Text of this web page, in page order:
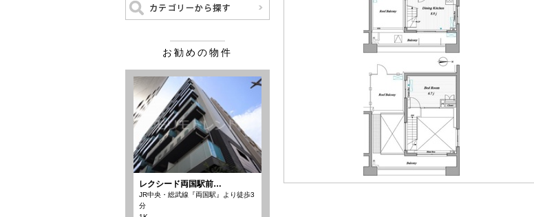
お勧めの物件
レクシード両国駅前…
JR中央・総武線『両国駅』より徒歩3
分